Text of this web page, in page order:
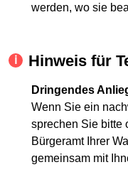
werden, wo sie
Hinweis für
Dringendes
Wenn Sie ein
sprechen Sie bitte
Bürgeramt Ihrer
gemeinsam mit